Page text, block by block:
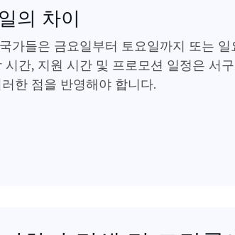
의 차이
가들은 금요일부터 토요일까지 또는
시간, 지원 시간 및 프로모션 일정은 서
한 점을 반영해야 합니다.